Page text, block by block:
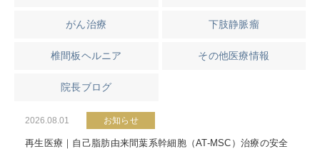
がん治療 下肢静脈瘤
椎間板ヘルニア その他医療情報
院長ブログ
2026.08.01 お知らせ
再生医療｜自己脂肪由来間葉系幹細胞（AT-MSC）治療の安全